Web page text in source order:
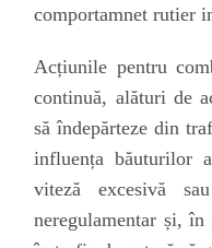
comportamnet rutier
Acțiunile pentru
continuă, alături de
să îndepărteze din
influența băuturilor
viteză excesivă
neregulamentar și, în